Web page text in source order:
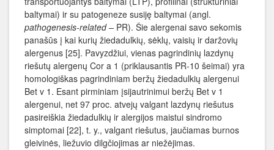
baltymai) ir su patogeneze susiję baltymai (angl.
pathogenesis-related – PR). Šie alergenai savo sekomis
panašūs į kai kurių žiedadulkių, sėklų, vaisių ir daržovių
alergenus [25]. Pavyzdžiui, vienas pagrindinių lazdynų
riešutų alergenų Cor a 1 (priklausantis PR-10 šeimai) yra
homologiškas pagrindiniam beržų žiedadulkių alergenui
Bet v 1. Esant pirminiam įsijautrinimui beržų Bet v 1
alergenui, net 97 proc. atvejų valgant lazdynų riešutus
pasireiškia žiedadulkių ir alergijos maistui sindromo
simptomai [22], t. y., valgant riešutus, jaučiamas burnos
gleivinės, liežuvio dilgčiojimas ar niežėjimas.